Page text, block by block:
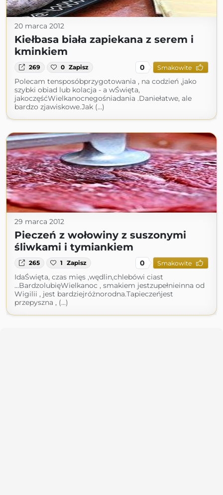
20 marca 2012
Kiełbasa biała zapiekana z serem i
kminkiem
269 0 Zapisz 0 Smakowite
Polecam tensposóbprzygotowania , na codzień ,jako
szybki obiad lub kolacja - a wŚwięta,
jakoczęśćWielkanocnegośniadania .Daniełatwe, ale
bardzo zjawiskowe.Jak (...)
29 marca 2012
Pieczeń z wołowiny z suszonymi
śliwkami i tymiankiem
265 1 Zapisz 0 Smakowite
IdaŚwięta, czas mięs ,wędlin,chlebówi ciast
...BardzolubięWielkanoc , smakiem jestzupełnieinna od
Wigilii , jest bardziejróżnorodna.Tapieczeńjest
przepyszna , (...)